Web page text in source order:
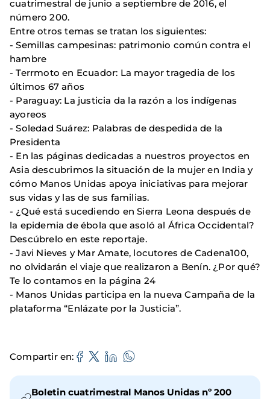
cuatrimestral de junio a septiembre de 2016, el
número 200.
Entre otros temas se tratan los siguientes:
- Semillas campesinas: patrimonio común contra el
hambre
- Terrmoto en Ecuador: La mayor tragedia de los
últimos 67 años
- Paraguay: La justicia da la razón a los indígenas
ayoreos
- Soledad Suárez: Palabras de despedida de la
Presidenta
- En las páginas dedicadas a nuestros proyectos en
Asia descubrimos la situación de la mujer en India y
cómo Manos Unidas apoya iniciativas para mejorar
sus vidas y las de sus familias.
- ¿Qué está sucediendo en Sierra Leona después de
la epidemia de ébola que asoló al África Occidental?
Descúbrelo en este reportaje.
- Javi Nieves y Mar Amate, locutores de Cadena100,
no olvidarán el viaje que realizaron a Benín. ¿Por qué?
Te lo contamos en la página 24
- Manos Unidas participa en la nueva Campaña de la
plataforma “Enlázate por la Justicia”.
Compartir en
Boletin cuatrimestral Manos Unidas nº 200